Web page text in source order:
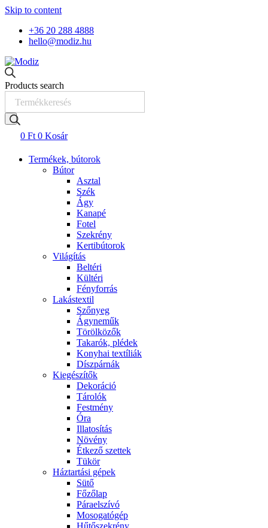
Skip to content
+36 20 288 4888
hello@modiz.hu
Products search
0 Ft 0 Kosár
Termékek, bútorok
Bútor
Asztal
Szék
Ágy
Kanapé
Fotel
Szekrény
Kertibútorok
Világítás
Beltéri
Kültéri
Fényforrás
Lakástextil
Szőnyeg
Ágyneműk
Törölközők
Takarók, plédek
Konyhai textíliák
Díszpárnák
Kiegészítők
Dekoráció
Tárolók
Festmény
Óra
Illatosítás
Növény
Étkező szettek
Tükör
Háztartási gépek
Sütő
Főzőlap
Páraelszívó
Mosogatógép
Hűtőszekrény